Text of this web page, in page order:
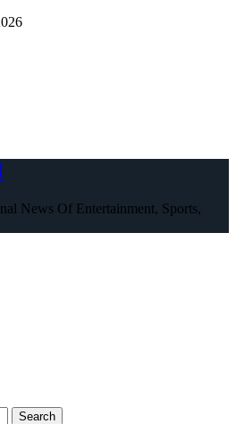
News Of Entertainment, Sports,
Search